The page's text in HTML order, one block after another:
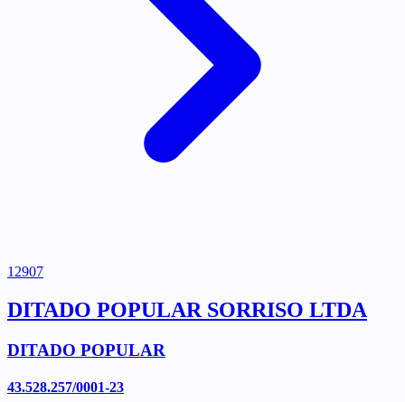
12907
DITADO POPULAR SORRISO LTDA
DITADO POPULAR
43.528.257/0001-23